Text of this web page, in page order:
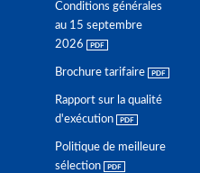
Conditions générales
au 15 septembre
2026
Brochure tarifaire
Rapport sur la qualité
d'exécution
Politique de meilleure
sélection